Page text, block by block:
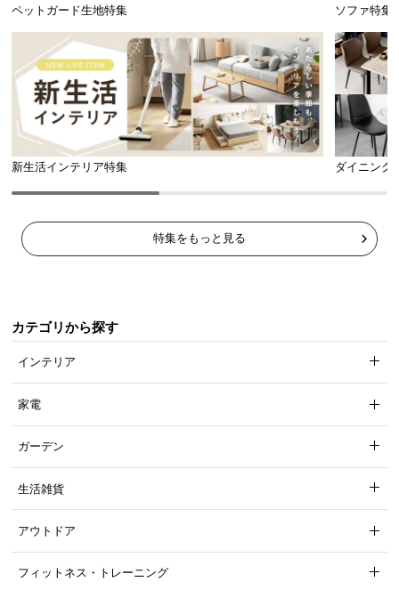
ペットガード生地特集 ソファ特集
新生活インテリア特集 ダイニング
特集をもっと見る
カテゴリから探す
インテリア
家電
ガーデン
生活雑貨
アウトドア
フィットネス・トレーニング